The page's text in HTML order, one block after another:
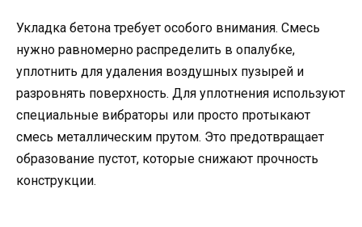
Укладка бетона требует особого внимания. Смесь
нужно равномерно распределить в опалубке,
уплотнить для удаления воздушных пузырей и
разровнять поверхность. Для уплотнения используют
специальные вибраторы или просто протыкают
смесь металлическим прутом. Это предотвращает
образование пустот, которые снижают прочность
конструкции.